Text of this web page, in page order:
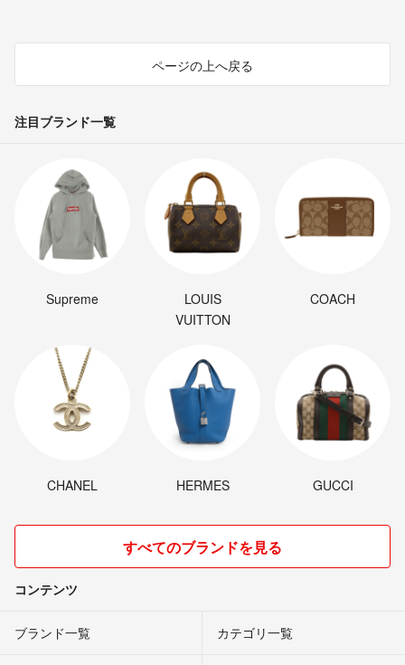
ページの上へ戻る
注目ブランド一覧
Supreme
LOUIS
VUITTON
COACH
CHANEL HERMES GUCCI
すべてのブランドを見る
コンテンツ
ブランド一覧 カテゴリ一覧